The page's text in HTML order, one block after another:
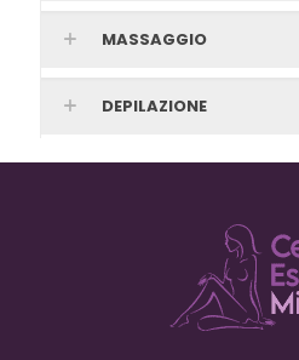
MASSAGGIO
DEPILAZIONE